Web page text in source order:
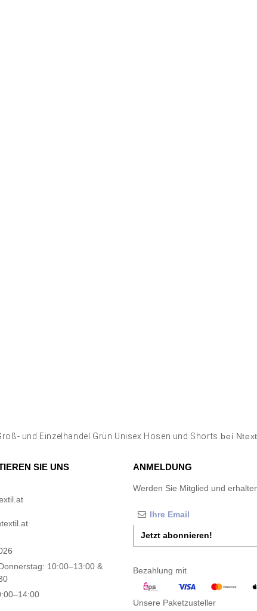
und Einzelhandel Grün Unisex Hosen und Shorts bei
SIE UNS
10:00–13:00 &
ANMELDUNG
Werden Sie Mitglied und
Jetzt abonnieren!
Bezahlung mit
Unsere Paketzusteller